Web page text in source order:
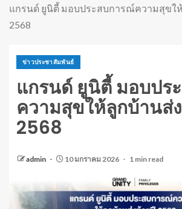
แกรนด์ ยูนิตี้ มอบประสบการณ์ความสุขใ
2568
ข่าวประชาสัมพันธ์
แกรนด์ ยูนิตี้ มอบปร
ความสุขให้ลูกบ้านส่
2568
admin 10 มกราคม 2026 1 min read